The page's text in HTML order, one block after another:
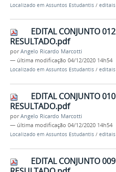
Localizado em Assuntos Estudantis / editais
EDITAL CONJUNTO 012
RESULTADO.pdf
porAngelo Ricardo Marcotti
— última modificação 04/12/2020 14h54
Localizado em Assuntos Estudantis / editais
EDITAL CONJUNTO 010
RESULTADO.pdf
porAngelo Ricardo Marcotti
— última modificação 04/12/2020 14h54
Localizado em Assuntos Estudantis / editais
EDITAL CONJUNTO 009